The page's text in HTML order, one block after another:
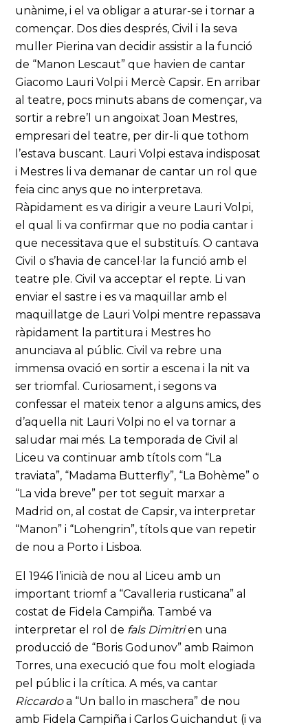
unànime, i el va obligar a aturar-se i tornar a
començar. Dos dies després, Civil i la seva
muller Pierina van decidir assistir a la funció
de “Manon Lescaut” que havien de cantar
Giacomo Lauri Volpi i Mercè Capsir. En arribar
al teatre, pocs minuts abans de començar, va
sortir a rebre’l un angoixat Joan Mestres,
empresari del teatre, per dir-li que tothom
l’estava buscant. Lauri Volpi estava indisposat
i Mestres li va demanar de cantar un rol que
feia cinc anys que no interpretava.
Ràpidament es va dirigir a veure Lauri Volpi,
el qual li va confirmar que no podia cantar i
que necessitava que el substituís. O cantava
Civil o s’havia de cancel·lar la funció amb el
teatre ple. Civil va acceptar el repte. Li van
enviar el sastre i es va maquillar amb el
maquillatge de Lauri Volpi mentre repassava
ràpidament la partitura i Mestres ho
anunciava al públic. Civil va rebre una
immensa ovació en sortir a escena i la nit va
ser triomfal. Curiosament, i segons va
confessar el mateix tenor a alguns amics, des
d’aquella nit Lauri Volpi no el va tornar a
saludar mai més. La temporada de Civil al
Liceu va continuar amb títols com “La
traviata”, “Madama Butterfly”, “La Bohème” o
“La vida breve” per tot seguit marxar a
Madrid on, al costat de Capsir, va interpretar
“Manon” i “Lohengrin”, títols que van repetir
de nou a Porto i Lisboa.
El 1946 l’inicià de nou al Liceu amb un
important triomf a “Cavalleria rusticana” al
costat de Fidela Campiña. També va
interpretar el rol de fals Dimitrien una
producció de “Boris Godunov” amb Raimon
Torres, una execució que fou molt elogiada
pel públic i la crítica. A més, va cantar
Riccardoa “Un ballo in maschera” de nou
amb Fidela Campiña i Carlos Guichandut (i va